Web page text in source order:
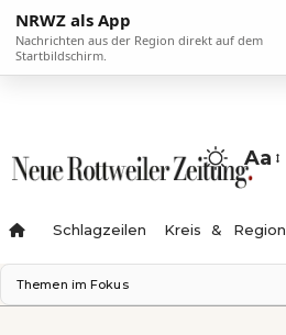
NRWZ als App
Nachrichten aus der Region direkt auf dem
Startbildschirm.
Aa
Schlagzeilen Kreis & Region
Themen im Fokus